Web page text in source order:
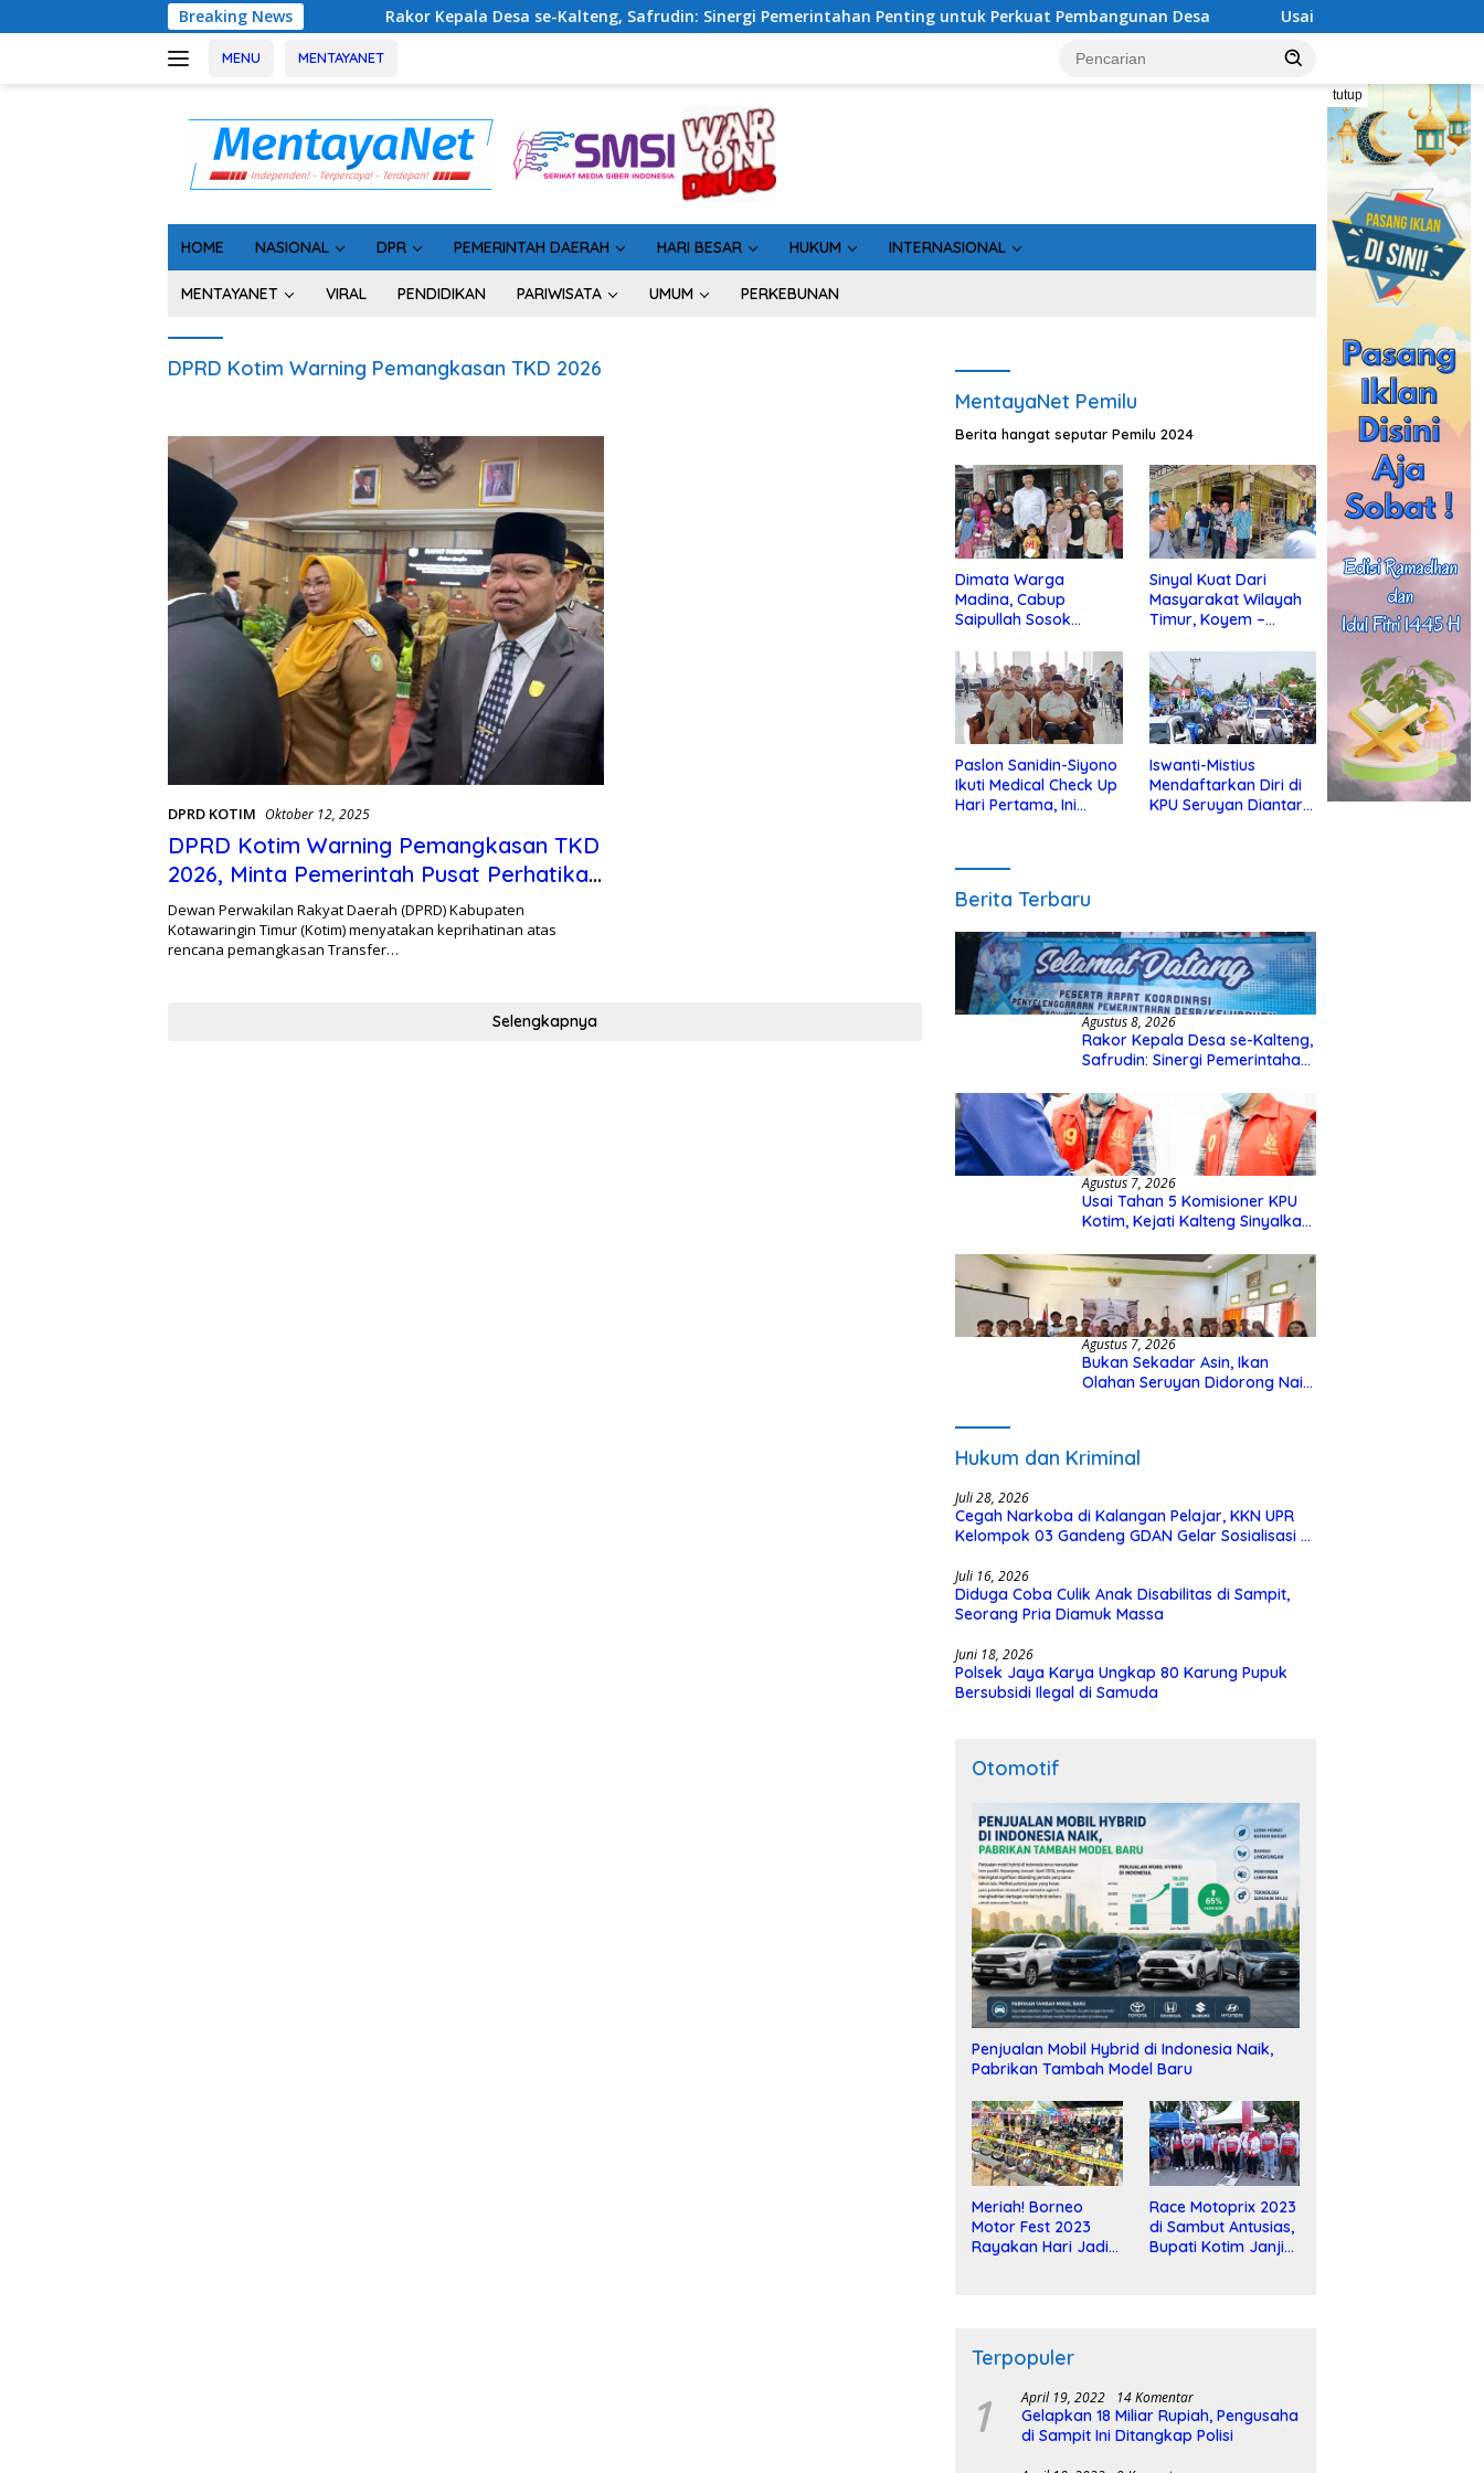
ke
Breaking NewsRakor Kepala Desa se-Kalteng, Safrudin: Sinergi Pemerintahan Penting untuk Perkuat Pembangunan Desa Usai Tahan 5 Komisioner KPU Kotim,
MENU MENTAYANET
tutup
HOME NASIONAL DPR PEMERINTAH DAERAH HARI BESAR HUKUM INTERNASIONAL
MENTAYANET VIRAL PENDIDIKAN PARIWISATA UMUM PERKEBUNAN
DPRD Kotim Warning Pemangkasan TKD 2026
DPRD KOTIM Oktober 12, 2025
DPRD Kotim Warning Pemangkasan TKD
2026, Minta Pemerintah Pusat Perhatikan
Kondisi Daerah
Dewan Perwakilan Rakyat Daerah (DPRD) Kabupaten
Kotawaringin Timur (Kotim) menyatakan keprihatinan atas
rencana pemangkasan Transfer…
Selengkapnya
MentayaNet Pemilu
Berita hangat seputar Pemilu 2024
Dimata Warga
Madina, Cabup
Saipullah Sosok
Anak Yatim
Sinyal Kuat Dari
Masyarakat Wilayah
Timur, Koyem –
di Kotim
Paslon Sanidin-Siyono
Ikuti Medical Check Up
Hari Pertama, Ini
Iswanti-Mistius
Mendaftarkan Diri di
KPU Seruyan Diantar
Berita Terbaru
Agustus 8, 2026
Rakor Kepala Desa se-Kalteng,
Safrudin: Sinergi Pemerintahan
Pembangunan Desa
Agustus 7, 2026
Usai Tahan 5 Komisioner KPU
Kotim, Kejati Kalteng Sinyalkan
Hibah Rp40 Miliar
Agustus 7, 2026
Bukan Sekadar Asin, Ikan
Olahan Seruyan Didorong Naik
Hukum dan Kriminal
Juli 28, 2026
Cegah Narkoba di Kalangan Pelajar, KKN UPR
Kelompok 03 Gandeng GDAN Gelar Sosialisasi di
Juli 16, 2026
Diduga Coba Culik Anak Disabilitas di Sampit,
Seorang Pria Diamuk Massa
Juni 18, 2026
Polsek Jaya Karya Ungkap 80 Karung Pupuk
Bersubsidi Ilegal di Samuda
Otomotif
Penjualan Mobil Hybrid di Indonesia Naik,
Pabrikan Tambah Model Baru
Meriah! Borneo
Motor Fest 2023
Rayakan Hari Jadi
Race Motoprix 2023
di Sambut Antusias,
Bupati Kotim Janji
Terpopuler
1 April 19, 2022 14 Komentar
Gelapkan 18 Miliar Rupiah, Pengusaha
di Sampit Ini Ditangkap Polisi